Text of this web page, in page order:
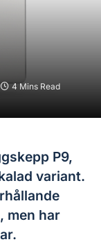
4 Mins Read
P9,
variant.
men har